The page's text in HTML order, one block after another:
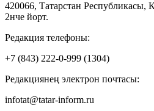
420066, Татарстан Республикасы,
2нче йорт.
Редакция телефоны:
+7 (843) 222-0-999 (1304)
Редакциянең электрон почтасы:
infotat@tatar-inform.ru